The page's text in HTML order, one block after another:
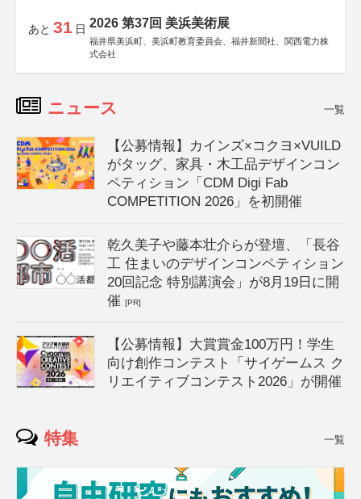
あと 31 日 2026 第37回 美浜美術展
福井県美浜町、美浜町教育委員会、福井新聞社、関西電力株
式会社
ニュース 一覧
【公募情報】カインズ×コクヨ×VUILD
がタッグ、家具・木工品デザインコン
ペティション「CDM Digi Fab
COMPETITION 2026」を初開催
乾久美子や藤本壮介らが登壇、「長谷
工 住まいのデザインコンペティション
20回記念 特別講演会」が8月19日に開
催[PR]
【公募情報】大賞賞金100万円！学生
向け創作コンテスト「サイゲームス ク
リエイティブコンテスト2026」が開催
特集 一覧